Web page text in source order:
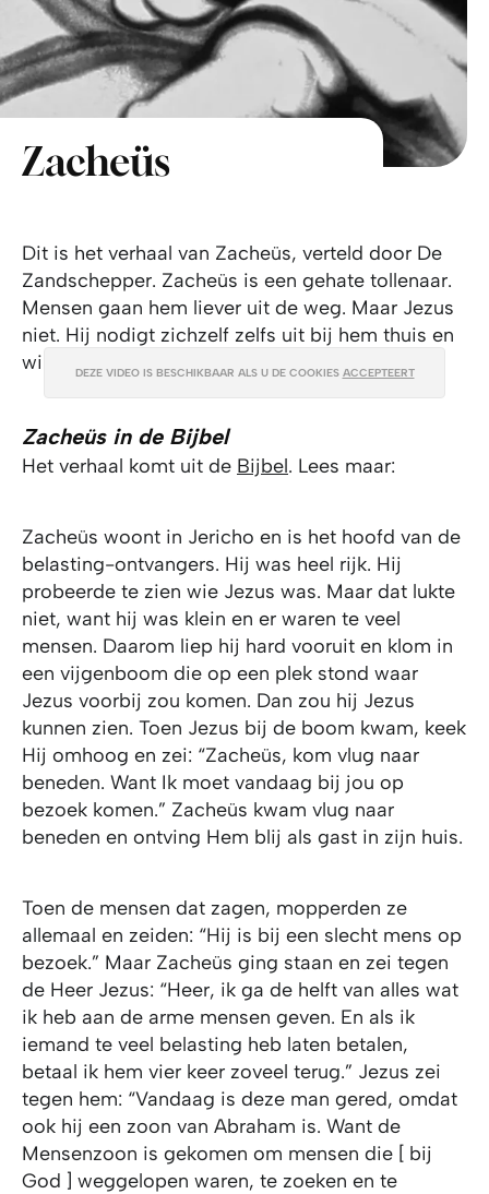
Zacheüs
Dit is het verhaal van Zacheüs, verteld door De
Zandschepper. Zacheüs is een gehate tollenaar.
Mensen gaan hem liever uit de weg. Maar Jezus
niet. Hij nodigt zichzelf zelfs uit bij hem thuis en
wil hem beter leren kennen.
DEZE VIDEO IS BESCHIKBAAR ALS U DE COOKIES ACCEPTEERT
Zacheüs in de Bijbel
Het verhaal komt uit de Bijbel. Lees maar:
Zacheüs woont in Jericho en is het hoofd van de
belasting-ontvangers. Hij was heel rijk. Hij
probeerde te zien wie Jezus was. Maar dat lukte
niet, want hij was klein en er waren te veel
mensen. Daarom liep hij hard vooruit en klom in
een vijgenboom die op een plek stond waar
Jezus voorbij zou komen. Dan zou hij Jezus
kunnen zien. Toen Jezus bij de boom kwam, keek
Hij omhoog en zei: “Zacheüs, kom vlug naar
beneden. Want Ik moet vandaag bij jou op
bezoek komen.” Zacheüs kwam vlug naar
beneden en ontving Hem blij als gast in zijn huis.
Toen de mensen dat zagen, mopperden ze
allemaal en zeiden: “Hij is bij een slecht mens op
bezoek.” Maar Zacheüs ging staan en zei tegen
de Heer Jezus: “Heer, ik ga de helft van alles wat
ik heb aan de arme mensen geven. En als ik
iemand te veel belasting heb laten betalen,
betaal ik hem vier keer zoveel terug.” Jezus zei
tegen hem: “Vandaag is deze man gered, omdat
ook hij een zoon van Abraham is. Want de
Mensenzoon is gekomen om mensen die [ bij
God ] weggelopen waren, te zoeken en te